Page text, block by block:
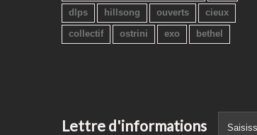
dlps
hillsong ouverts
cieux
collectif
ostrini exo bethel
Lettre d'informations